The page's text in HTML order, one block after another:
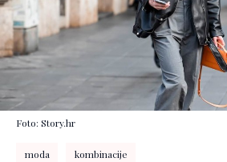
Foto: Story.hr
moda kombinacije